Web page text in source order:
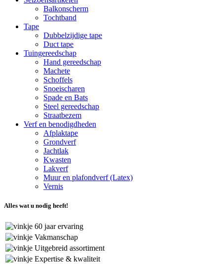
Balkonscherm
Tochtband
Tape
Dubbelzijdige tape
Duct tape
Tuingereedschap
Hand gereedschap
Machete
Schoffels
Snoeischaren
Spade en Bats
Steel gereedschap
Straatbezem
Verf en benodigdheden
Afplaktape
Grondverf
Jachtlak
Kwasten
Lakverf
Muur en plafondverf (Latex)
Vernis
Alles wat u nodig heeft!
60 jaar ervaring
Vakmanschap
Uitgebreid assortiment
Expertise & kwaliteit